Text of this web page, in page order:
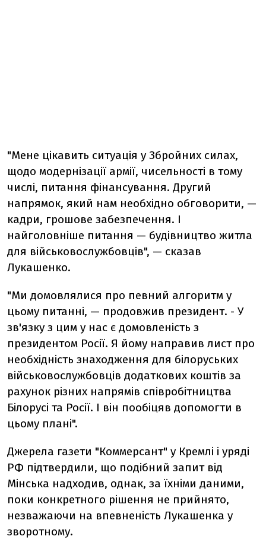
"Мене цікавить ситуація у Збройних силах,
щодо модернізації армії, чисельності в тому
числі, питання фінансування. Другий
напрямок, який нам необхідно обговорити, —
кадри, грошове забезпечення. І
найголовніше питання — будівництво житла
для військовослужбовців", — сказав
Лукашенко.
"Ми домовлялися про певний алгоритм у
цьому питанні, — продовжив президент. - У
зв'язку з цим у нас є домовленість з
президентом Росії. Я йому направив лист про
необхідність знаходження для білоруських
військовослужбовців додаткових коштів за
рахунок різних напрямів співробітництва
Білорусі та Росії. І він пообіцяв допомогти в
цьому плані".
Джерела газети "Коммерсант" у Кремлі і уряді
РФ підтвердили, що подібний запит від
Мінська надходив, однак, за їхніми даними,
поки конкретного рішення не прийнято,
незважаючи на впевненість Лукашенка у
зворотному.